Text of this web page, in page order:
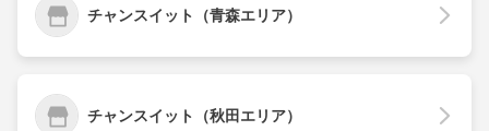
チャンスイット（青森エリア）
チャンスイット（秋田エリア）